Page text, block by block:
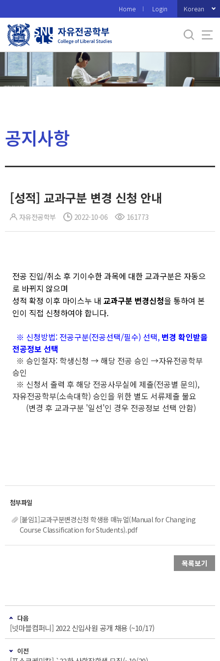
로
메
Home Login Korean
공지사항
[성적] 교과구분 변경 신청 안내
자유전공학부 2022-10-06 161773
전공 진입/취소 후 기이수한 과목에 대한 교과구분은 자동으
로 바뀌지 않으며
성적 확정 이후 마이스누 내 교과구분 변경신청을 통하여 본
인이 직접 신청하여야 합니다.
※ 신청방법: 전공구분(전공선택/필수) 선택, 변경 확인받을
전공정보 선택
※ 승인철자: 학생신청 → 해당 전공 승인 →자유전공학부
승인
※ 신청서 출력 후 해당 전공사무실에 제출(전공별 문의),
자유전공학부(소속대학) 승인을 위한 별도 서류제출 불요
(변경 후 교과구분 '일선'인 경우 전공정보 선택 안함)
[붙임1]교과구분변경신청 학생용 매뉴얼(Manual for Changing
Course Classification for Students).pdf
목록보기
다음
[넷마블컴퍼니] 2022 신입사원 공개 채용 (~10/17)
이전